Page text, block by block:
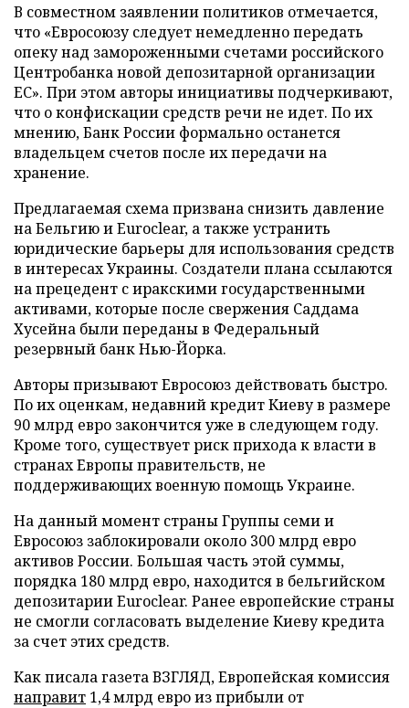
В совместном заявлении политиков отмечается,
что «Евросоюзу следует немедленно передать
опеку над замороженными счетами российского
Центробанка новой депозитарной организации
ЕС». При этом авторы инициативы подчеркивают,
что о конфискации средств речи не идет. По их
мнению, Банк России формально останется
владельцем счетов после их передачи на
хранение.
Предлагаемая схема призвана снизить давление
на Бельгию и Euroclear, а также устранить
юридические барьеры для использования средств
в интересах Украины. Создатели плана ссылаются
на прецедент с иракскими государственными
активами, которые после свержения Саддама
Хусейна были переданы в Федеральный
резервный банк Нью-Йорка.
Авторы призывают Евросоюз действовать быстро.
По их оценкам, недавний кредит Киеву в размере
90 млрд евро закончится уже в следующем году.
Кроме того, существует риск прихода к власти в
странах Европы правительств, не
поддерживающих военную помощь Украине.
На данный момент страны Группы семи и
Евросоюз заблокировали около 300 млрд евро
активов России. Большая часть этой суммы,
порядка 180 млрд евро, находится в бельгийском
депозитарии Euroclear. Ранее европейские страны
не смогли согласовать выделение Киеву кредита
за счет этих средств.
Как писала газета ВЗГЛЯД, Европейская комиссия
направит 1,4 млрд евро из прибыли от